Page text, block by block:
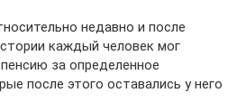
недавно и после
каждый человек мог
за определенное
после этого оставались у него